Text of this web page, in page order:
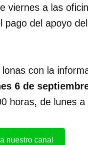
viernes a las
pago del apoyo
con la
6 de
horas, de lunes a
nuestro canal